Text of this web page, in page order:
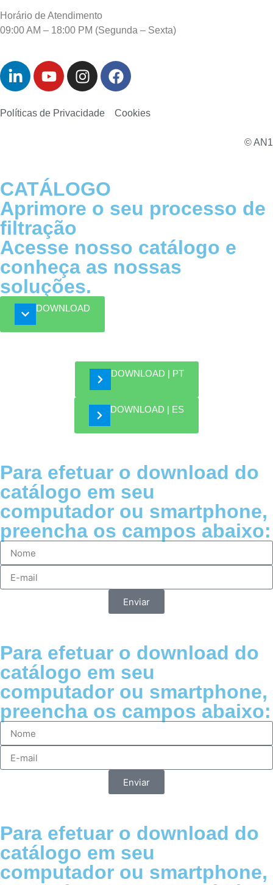
Horário de Atendimento
09:00 AM – 18:00 PM (Segunda – Sexta)
Políticas de Privacidade Cookies
© AN1
CATÁLOGO
Aprimore o seu processo de
filtração
Acesse nosso catálogo e
conheça as nossas
soluções.
DOWNLOAD
DOWNLOAD | PT
DOWNLOAD | ES
Para efetuar o download do
catálogo em seu
computador ou smartphone,
preencha os campos abaixo:
Enviar
Para efetuar o download do
catálogo em seu
computador ou smartphone,
preencha os campos abaixo:
Enviar
Para efetuar o download do
catálogo em seu
computador ou smartphone,